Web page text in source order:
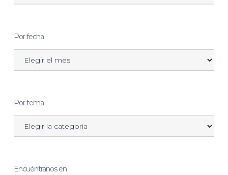
Por fecha
Por tema
Encuéntranos en